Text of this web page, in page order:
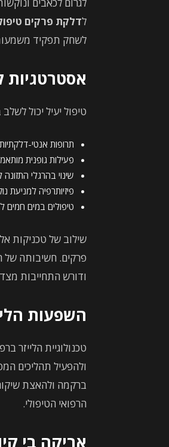
לדלקת פרקים
לשחק תפקיד
אסטרטגיות
טיפול יעיל יכול
תרופות אנטי-
פעילות גופנית
שינוי בהרגלי
פיזיותרפיה למניעת
טיפולים במים חמים
שילוב של טכניקות
פרקים. חשיבותה של
ודורש התחייבות
השפעות
טכנולוגיית הלייזר
ולהפעיל תהליכים
ברקמה ולהאצת
הרפואי הטיפולי.
אריקה בי